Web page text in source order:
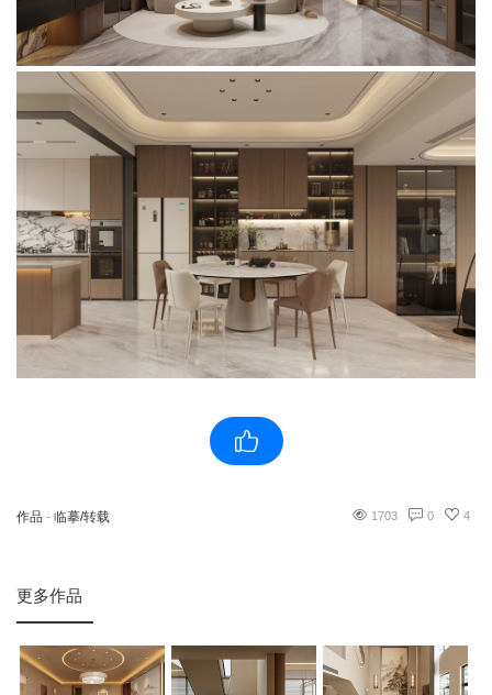
作品 - 临摹/转载 1703 0 4
更多作品